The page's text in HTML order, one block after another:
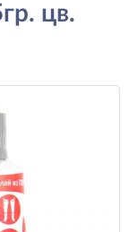
цв.